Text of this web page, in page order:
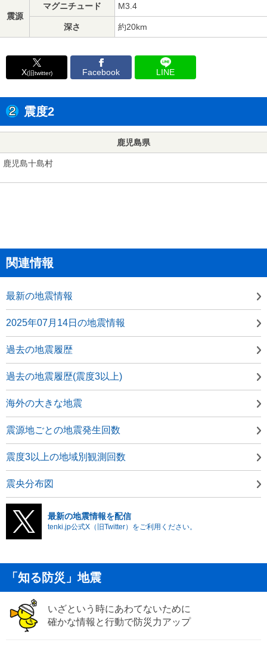
震源
マグニチュード M3.4
深さ 約20km
X(旧twitter) Facebook LINE
震度2
鹿児島県
鹿児島十島村
関連情報
最新の地震情報
2025年07月14日の地震情報
過去の地震履歴
過去の地震履歴(震度3以上)
海外の大きな地震
震源地ごとの地震発生回数
震度3以上の地域別観測回数
震央分布図
最新の地震情報を配信
tenki.jp公式X（旧Twitter）をご利用ください。
「知る防災」地震
いざという時にあわてないために
確かな情報と行動で防災力アップ